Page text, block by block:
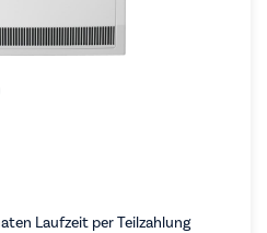
Laufzeit per Teilzahlung